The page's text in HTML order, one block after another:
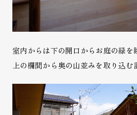
室内からは下の開口からお庭の緑を
上の欄間から奥の山並みを取り込む